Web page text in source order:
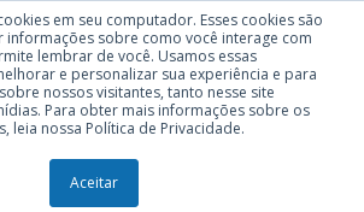
em seu computador. Esses cookies são
informações sobre como você interage com
lembrar de você. Usamos essas
e personalizar sua experiência e para
nossos visitantes, tanto nesse site
Para obter mais informações sobre os
leia nossa Política de Privacidade.
Aceitar